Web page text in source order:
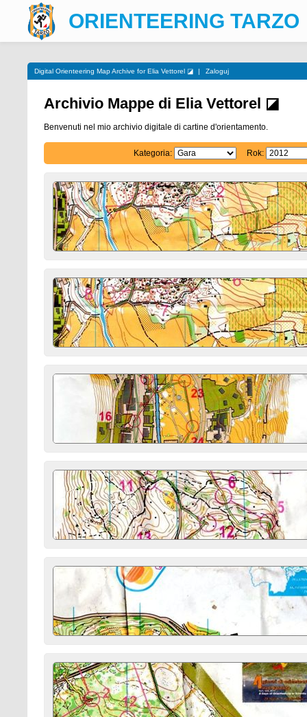
ORIENTEERING TARZO
Digital Orienteering Map Archive for Elia Vettorel ◪ | Zaloguj
Archivio Mappe di Elia Vettorel ◪
Benvenuti nel mio archivio digitale di cartine d'orientamento.
Kategoria: Rok: